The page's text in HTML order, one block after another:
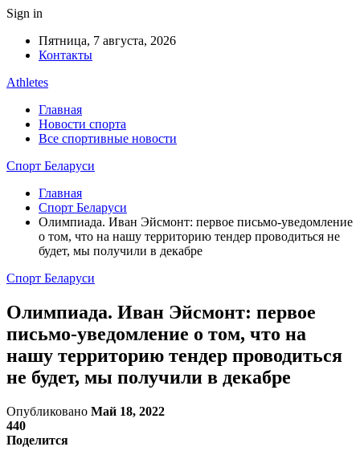
Sign in
Пятница, 7 августа, 2026
Контакты
Athletes
Главная
Новости спорта
Все спортивные новости
Спорт Беларуси
Главная
Спорт Беларуси
Олимпиада. Иван Эйсмонт: первое письмо-уведомление
о том, что на нашу территорию тендер проводиться не
будет, мы получили в декабре
Спорт Беларуси
Олимпиада. Иван Эйсмонт: первое
письмо-уведомление о том, что на
нашу территорию тендер проводиться
не будет, мы получили в декабре
Опубликовано Май 18, 2022
440
Поделится